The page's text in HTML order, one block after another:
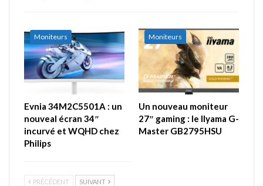
Moniteurs
Evnia 34M2C5501A : un
nouveal écran 34″
incurvé et WQHD chez
Philips
Moniteurs
Un nouveau moniteur
27″ gaming : le IIyama G-
Master GB2795HSU
PRÉCÉDENT SUIVANT